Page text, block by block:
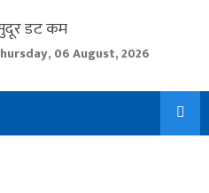
06 August, 2026